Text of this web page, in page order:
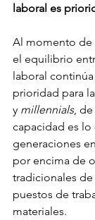
laboral es
Al momento de
el equilibrio
laboral
prioridad para
y millennials,
capacidad es lo
generaciones
por encima de
tradicionales
puestos de
materiales.